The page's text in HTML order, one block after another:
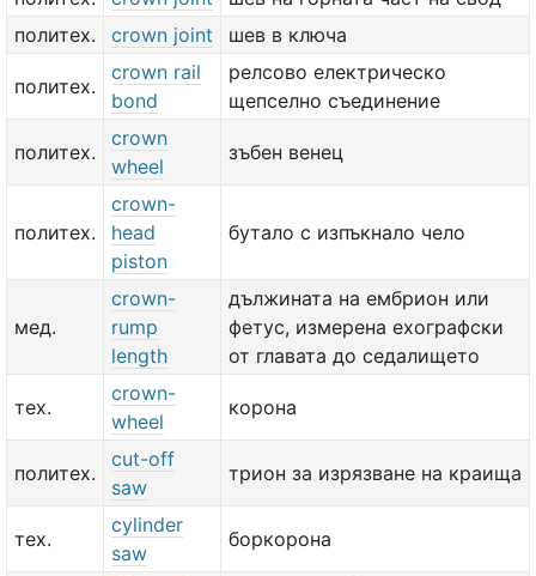
политех.
crown joint шев в ключа
политех.
crown rail
bond
релсово електрическо
щепселно съединение
политех.
crown
wheel
зъбен венец
политех.
crown-
head
piston
бутало с изпъкнало чело
мед.
crown-
rump
length
дължината на ембрион или
фетус, измерена ехографски
от главата до седалището
тех.
crown-
wheel
корона
политех.
cut-off
saw
трион за изрязване на краища
тех.
cylinder
saw
боркорона